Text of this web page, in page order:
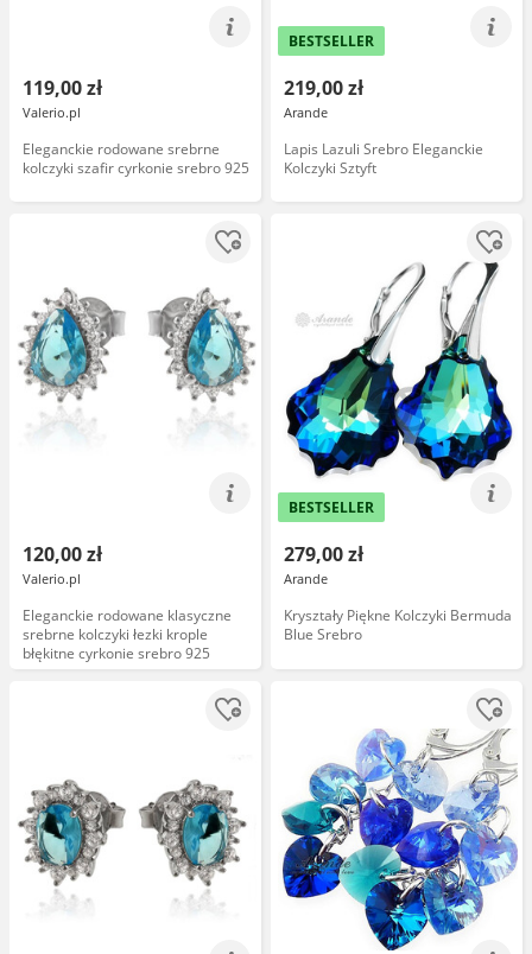
119,00 zł
Valerio.pl
Eleganckie rodowane srebrne
kolczyki szafir cyrkonie srebro 925
BESTSELLER
219,00 zł
Arande
Lapis Lazuli Srebro Eleganckie
Kolczyki Sztyft
120,00 zł
Valerio.pl
Eleganckie rodowane klasyczne
srebrne kolczyki łezki krople
błękitne cyrkonie srebro 925
BESTSELLER
279,00 zł
Arande
Kryształy Piękne Kolczyki Bermuda
Blue Srebro